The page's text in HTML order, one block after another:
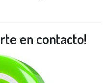
en contacto!